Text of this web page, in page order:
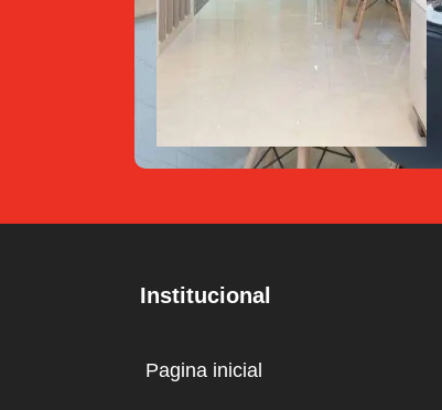
Institucional
Pagina inicial